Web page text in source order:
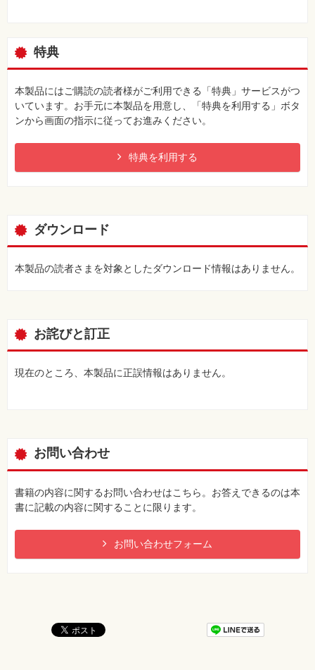
特典
本製品にはご購読の読者様がご利用できる「特典」サービスがつ
いています。お手元に本製品を用意し、「特典を利用する」ボタ
ンから画面の指示に従ってお進みください。
特典を利用する
ダウンロード
本製品の読者さまを対象としたダウンロード情報はありません。
お詫びと訂正
現在のところ、本製品に正誤情報はありません。
お問い合わせ
書籍の内容に関するお問い合わせはこちら。お答えできるのは本
書に記載の内容に関することに限ります。
お問い合わせフォーム